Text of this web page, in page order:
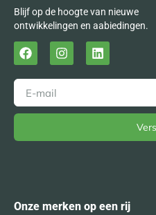
Blijf op de hoogte van nieuwe
ontwikkelingen en aabiedingen.
Onze merken op een rij